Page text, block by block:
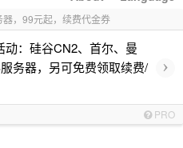
，99元起，续费代金券
动：硅谷CN2、首尔、曼
务器，另可免费领取续费/
›
PRO